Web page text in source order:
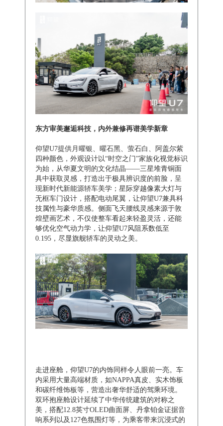
东方审美邂逅科技，内外兼修再谱美学新章
仰望U7提供月曜银、曜石黑、萤石白、阿盖尔紫
四种颜色，外观设计以“时空之门”家族化视觉标识
为始，从华夏文明的文化结晶——三星堆青铜面
具中获取灵感，打造出于极具辨识度的前脸，呈
现新时代新能源轿车美学；星际穿越像素大灯与
无框车门设计，搭配电动尾翼，让仰望U7兼具科
技属性与豪华质感。侧面飞天腰线灵感来源于敦
煌壁画艺术，不仅使整车看起来轻盈灵活，还能
够优化空气动力学，让仰望U7风阻系数低至
0.195，尽显旗舰轿车的灵动之美。
走进座舱，仰望U7的内饰同样令人眼前一亮。车
内采用大量高端材质，如NAPPA真皮、实木饰板
和碳纤维饰板等，营造出奢华舒适的驾乘环境。
双环抱座舱设计延续了中华传统建筑的对称之
美，搭配12.8英寸OLED曲面屏、丹拿铂金证据音
响系列以及127色氛围灯等，为乘客带来沉浸式的